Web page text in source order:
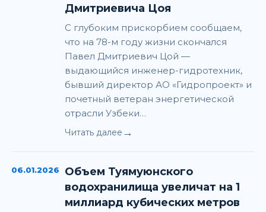
Дмитриевича Цоя
С глубоким прискорбием сообщаем,
что на 78-м году жизни скончался
Павел Дмитриевич Цой —
выдающийся инженер-гидротехник,
бывший директор АО «Гидропроект» и
почетный ветеран энергетической
отрасли Узбеки…
Читать далее →
06.01.2026
Объем Туямуюнского
водохранилища увеличат на 1
миллиард кубических метров